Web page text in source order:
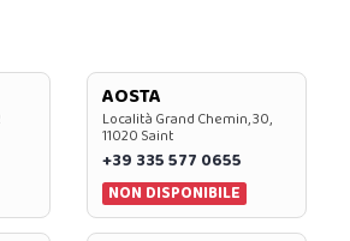
AOSTA
Località Grand Chemin, 30,
11020 Saint
+39 335 577 0655
NON DISPONIBILE